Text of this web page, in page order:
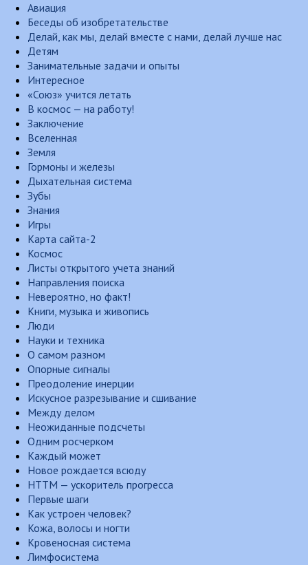
Авиация
Беседы об изобретательстве
Делай, как мы, делай вместе с нами, делай лучше нас
Детям
Занимательные задачи и опыты
Интересное
«Союз» учится летать
В космос — на работу!
Заключение
Вселенная
Земля
Гормоны и железы
Дыхательная система
Зубы
Знания
Игры
Карта сайта-2
Космос
Листы открытого учета знаний
Направления поиска
Невероятно, но факт!
Книги, музыка и живопись
Люди
Науки и техника
О самом разном
Опорные сигналы
Преодоление инерции
Искусное разрезывание и сшивание
Между делом
Неожиданные подсчеты
Одним росчерком
Каждый может
Новое рождается всюду
НТТМ — ускоритель прогресса
Первые шаги
Как устроен человек?
Кожа, волосы и ногти
Кровеносная система
Лимфосистема